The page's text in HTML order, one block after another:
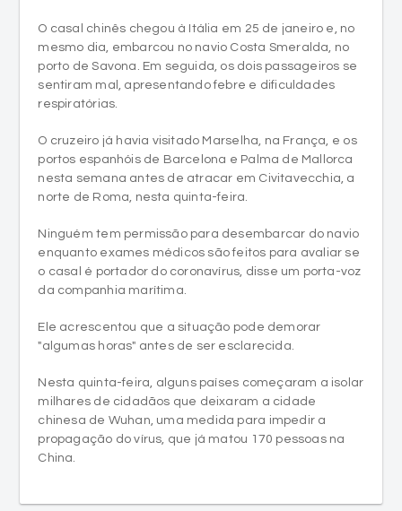
O casal chinês chegou à Itália em 25 de janeiro e, no
mesmo dia, embarcou no navio Costa Smeralda, no
porto de Savona. Em seguida, os dois passageiros se
sentiram mal, apresentando febre e dificuldades
respiratórias.
O cruzeiro já havia visitado Marselha, na França, e os
portos espanhóis de Barcelona e Palma de Mallorca
nesta semana antes de atracar em Civitavecchia, a
norte de Roma, nesta quinta-feira.
Ninguém tem permissão para desembarcar do navio
enquanto exames médicos são feitos para avaliar se
o casal é portador do coronavírus, disse um porta-voz
da companhia marítima.
Ele acrescentou que a situação pode demorar
"algumas horas" antes de ser esclarecida.
Nesta quinta-feira, alguns países começaram a isolar
milhares de cidadãos que deixaram a cidade
chinesa de Wuhan, uma medida para impedir a
propagação do vírus, que já matou 170 pessoas na
China.